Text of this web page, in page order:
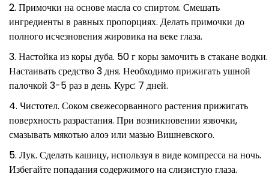
Примочки на основе масла со спиртом. Смешать
ингредиенты в равных пропорциях. Делать примочки до
полного исчезновения жировика на веке глаза.
Настойка из коры дуба. 50 г коры замочить в стакане водки.
Настаивать средство 3 дня. Необходимо прижигать ушной
палочкой 3-5 раз в день. Курс: 7 дней.
Чистотел. Соком свежесорванного растения прижигать
поверхность разрастания. При возникновении язвочки,
смазывать мякотью алоэ или мазью Вишневского.
Лук. Сделать кашицу, используя в виде компресса на ночь.
Избегайте попадания содержимого на слизистую глаза.